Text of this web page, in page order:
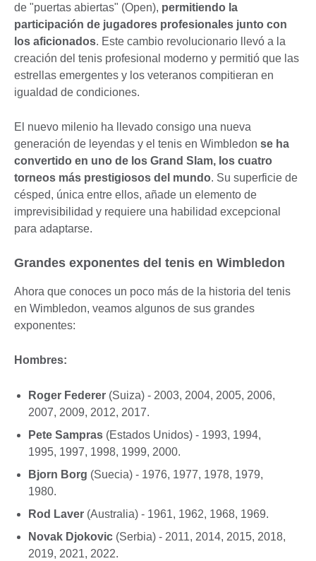
de "puertas abiertas" (Open), permitiendo la
participación de jugadores profesionales junto con
los aficionados. Este cambio revolucionario llevó a la
creación del tenis profesional moderno y permitió que las
estrellas emergentes y los veteranos compitieran en
igualdad de condiciones.
El nuevo milenio ha llevado consigo una nueva
generación de leyendas y el tenis en Wimbledon se ha
convertido en uno de los Grand Slam, los cuatro
torneos más prestigiosos del mundo. Su superficie de
césped, única entre ellos, añade un elemento de
imprevisibilidad y requiere una habilidad excepcional
para adaptarse.
Grandes exponentes del tenis en Wimbledon
Ahora que conoces un poco más de la historia del tenis
en Wimbledon, veamos algunos de sus grandes
exponentes:
Hombres:
Roger Federer (Suiza) - 2003, 2004, 2005, 2006,
2007, 2009, 2012, 2017.
Pete Sampras (Estados Unidos) - 1993, 1994,
1995, 1997, 1998, 1999, 2000.
Bjorn Borg (Suecia) - 1976, 1977, 1978, 1979,
1980.
Rod Laver (Australia) - 1961, 1962, 1968, 1969.
Novak Djokovic (Serbia) - 2011, 2014, 2015, 2018,
2019, 2021, 2022.